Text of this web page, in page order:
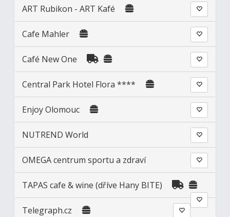
ART Rubikon - ART Kafé
Cafe Mahler
Café New One
Central Park Hotel Flora ****
Enjoy Olomouc
NUTREND World
OMEGA centrum sportu a zdraví
TAPAS cafe & wine (dříve Hany BITE)
Telegraph.cz